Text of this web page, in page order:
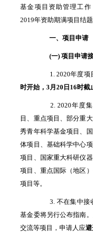
基金项目资助管理工
2019年资助期满项目结
一、项目申请
(一) 项目申请接
1. 2020年度项
时开始，3月20 日 16时截
2. 2020年度集
目、重点项目、部分重
秀青年科学基金项目、
体项目、基础科学中心
项目、国家重大科研仪
项目、重点国际（地区
项目等。
3. 不在集中接
基金委将另行公布指南
交流等项目，申请人应